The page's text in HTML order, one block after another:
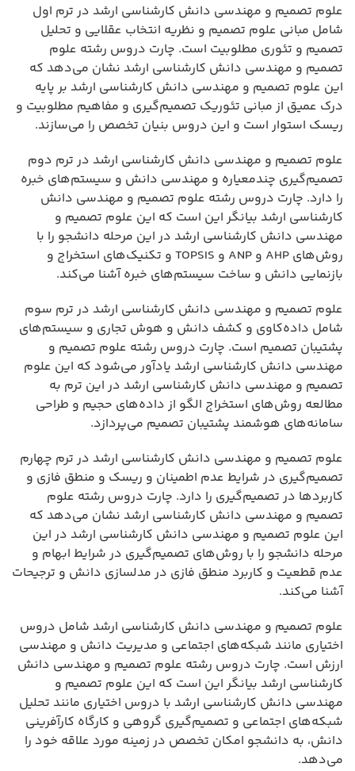
علوم تصمیم و مهندسی دانش کارشناسی ارشد در ترم اول
شامل مبانی علوم تصمیم و نظریه انتخاب عقلایی و تحلیل
تصمیم و تئوری مطلوبیت است. چارت دروس رشته علوم
تصمیم و مهندسی دانش کارشناسی ارشد نشان می‌دهد که
این علوم تصمیم و مهندسی دانش کارشناسی ارشد بر پایه
درک عمیق از مبانی تئوریک تصمیم‌گیری و مفاهیم مطلوبیت و
ریسک استوار است و این دروس بنیان تخصص را می‌سازند.
علوم تصمیم و مهندسی دانش کارشناسی ارشد در ترم دوم
تصمیم‌گیری چندمعیاره و مهندسی دانش و سیستم‌های خبره
را دارد. چارت دروس رشته علوم تصمیم و مهندسی دانش
کارشناسی ارشد بیانگر این است که این علوم تصمیم و
مهندسی دانش کارشناسی ارشد در این مرحله دانشجو را با
روش‌های AHP و ANP و TOPSIS و تکنیک‌های استخراج و
بازنمایی دانش و ساخت سیستم‌های خبره آشنا می‌کند.
علوم تصمیم و مهندسی دانش کارشناسی ارشد در ترم سوم
شامل داده‌کاوی و کشف دانش و هوش تجاری و سیستم‌های
پشتیبان تصمیم است. چارت دروس رشته علوم تصمیم و
مهندسی دانش کارشناسی ارشد یادآور می‌شود که این علوم
تصمیم و مهندسی دانش کارشناسی ارشد در این ترم به
مطالعه روش‌های استخراج الگو از داده‌های حجیم و طراحی
سامانه‌های هوشمند پشتیبان تصمیم می‌پردازد.
علوم تصمیم و مهندسی دانش کارشناسی ارشد در ترم چهارم
تصمیم‌گیری در شرایط عدم اطمینان و ریسک و منطق فازی و
کاربردها در تصمیم‌گیری را دارد. چارت دروس رشته علوم
تصمیم و مهندسی دانش کارشناسی ارشد نشان می‌دهد که
این علوم تصمیم و مهندسی دانش کارشناسی ارشد در این
مرحله دانشجو را با روش‌های تصمیم‌گیری در شرایط ابهام و
عدم قطعیت و کاربرد منطق فازی در مدلسازی دانش و ترجیحات
آشنا می‌کند.
علوم تصمیم و مهندسی دانش کارشناسی ارشد شامل دروس
اختیاری مانند شبکه‌های اجتماعی و مدیریت دانش و مهندسی
ارزش است. چارت دروس رشته علوم تصمیم و مهندسی دانش
کارشناسی ارشد بیانگر این است که این علوم تصمیم و
مهندسی دانش کارشناسی ارشد با دروس اختیاری مانند تحلیل
شبکه‌های اجتماعی و تصمیم‌گیری گروهی و کارگاه کارآفرینی
دانش، به دانشجو امکان تخصص در زمینه مورد علاقه خود را
می‌دهد.